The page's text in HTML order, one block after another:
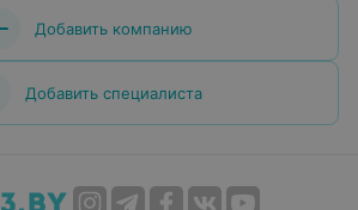
Добавить компанию
Добавить специалиста